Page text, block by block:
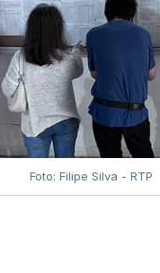
Foto: Filipe Silva - RTP